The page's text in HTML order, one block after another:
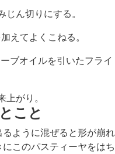
ん切りにする。
てよくこねる。
オイルを引いたフライ
がり。
こと
ように混ぜると形が崩れ
このパスティーヤをはち